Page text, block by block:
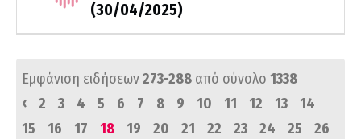
(30/04/2025)
Εμφάνιση ειδήσεων273-288 από σύνολο 1338
‹
2 3 4 5 6 7 8 9 10 11 12 13
14
15
16 17 18 19 20 21 22 23 24 25
26